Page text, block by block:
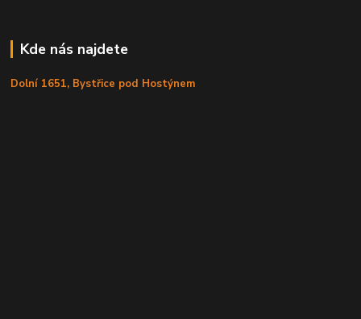
Kde nás najdete
Dolní 1651, Bystřice pod Hostýnem